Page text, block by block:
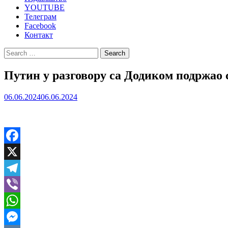
YOUTUBE
Телеграм
Facebook
Контакт
Search
for:
Путин у разговору са Додиком подржао
06.06.202406.06.2024
Facebook
X
Telegram
Viber
WhatsApp